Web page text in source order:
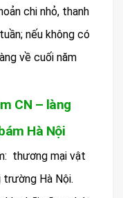
chi nhỏ, thanh
nếu không có
về cuối năm
CN – làng
Hà Nội
thương mại vật
Hà Nội.